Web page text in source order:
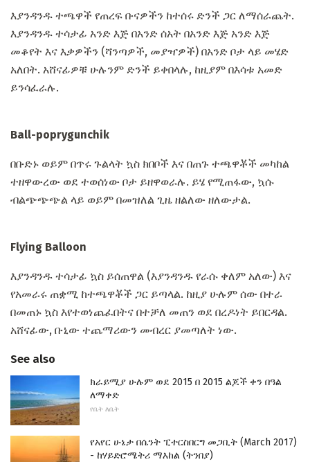
እያንዳንዱ ተጫዋች የጠረፍ ቡናዎችን ከተሰሩ ድንች ጋር ለማሰራጨት.
እያንዳንዱ ተሳታፊ አንድ እጅ በአንድ ሰአት በአንድ እጅ አንድ እጅ
መቆየት እና እቃዎችን (ሻንጣዎች, መያዣዎች) በአንድ ቦታ ላይ መሄድ
አለበት. አሸናፊዎቹ ሁሉንም ድንች ይቀበላሉ, ከዚያም በእሳቱ አመድ
ይንሳፈራሉ.
Ball-poprygunchik
በቡድኑ ወይም በጥሩ ጉልላት ኳስ ክበቦች እና በጠጉ ተጫዋቾች መካከል
ተዘዋውረው ወደ ተወሰነው ቦታ ይዘዋወራሉ. ይሄ የሚጠፋው, ኳሱ
ብልጭጭጭል ላይ ወይም በመዝለል ጊዜ ዘልለው ዘለውታል.
Flying Balloon
እያንዳንዱ ተሳታፊ ኳስ ይሰጠዋል (እያንዳንዱ የራሱ ቀለም አለው) እና
የአመራሩ ጠቋሚ ከተጫዋቾች ጋር ይጣላል. ከዚያ ሁሉም ሰው በተራ
በመጠኑ ኳስ እየተወነጨፈበትና በተቻለ መጠን ወደ በረዶነት ይበርዳል.
አሸናፊው, ቡኒው ተጨማሪውን መብረር ያመጣለት ነው.
See also
ክራይሚያ ሁሉም ወደ 2015 በ 2015 ልጆች ቀን በዓል
ለማቀድ
የቤት ለቤት
የአየር ሁኔታ በሴንት ፒተርስበርግ መጋቢት (March 2017)
- ከሃይድሮሜትሪ ማእከል (ትንበያ)